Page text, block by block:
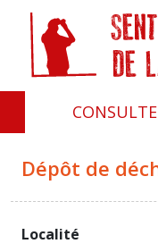
Dépôt de
Localité
Panneau de gestion